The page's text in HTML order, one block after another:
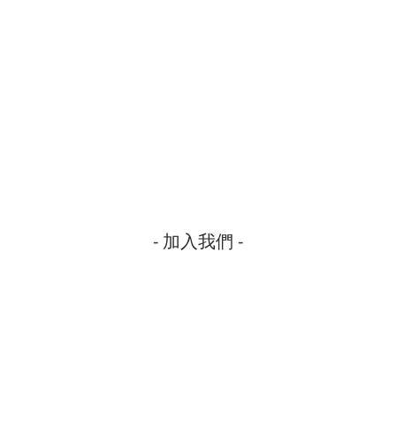
- 加入我們 -